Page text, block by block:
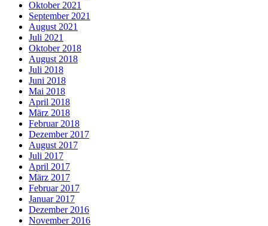
Oktober 2021
September 2021
August 2021
Juli 2021
Oktober 2018
August 2018
Juli 2018
Juni 2018
Mai 2018
April 2018
März 2018
Februar 2018
Dezember 2017
August 2017
Juli 2017
April 2017
März 2017
Februar 2017
Januar 2017
Dezember 2016
November 2016